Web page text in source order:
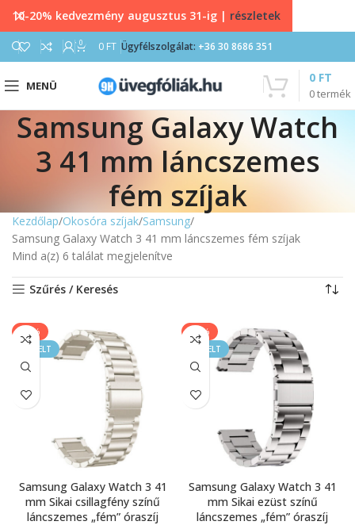
0 0 FT Ügyfélszolgálat: +36 30 8686 351
MENÜ
0termék
0 FT
Samsung Galaxy Watch
3 41 mm láncszemes
fém szíjak
Kezdőlap Okosóra szíjak Samsung
Samsung Galaxy Watch 3 41 mm láncszemes fém szíjak
Mind a(z) 6 találat megjelenítve
Szűrés / Keresés
-20%
KIEMELT
Samsung Galaxy Watch 3 41
mm Sikai csillagfény színű
láncszemes „fém” óraszíj
-40%
KIEMELT
Samsung Galaxy Watch 3 41
mm Sikai ezüst színű
láncszemes „fém” óraszíj
10-20% kedvezmény augusztus 31-ig | részletek